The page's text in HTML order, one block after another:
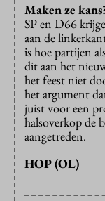
Maken ze
SP en D66
aan de
is hoe partijen
dit aan het
het feest niet
het argument
juist voor een
halsoverkop de
aangetreden.
HOP (OL)